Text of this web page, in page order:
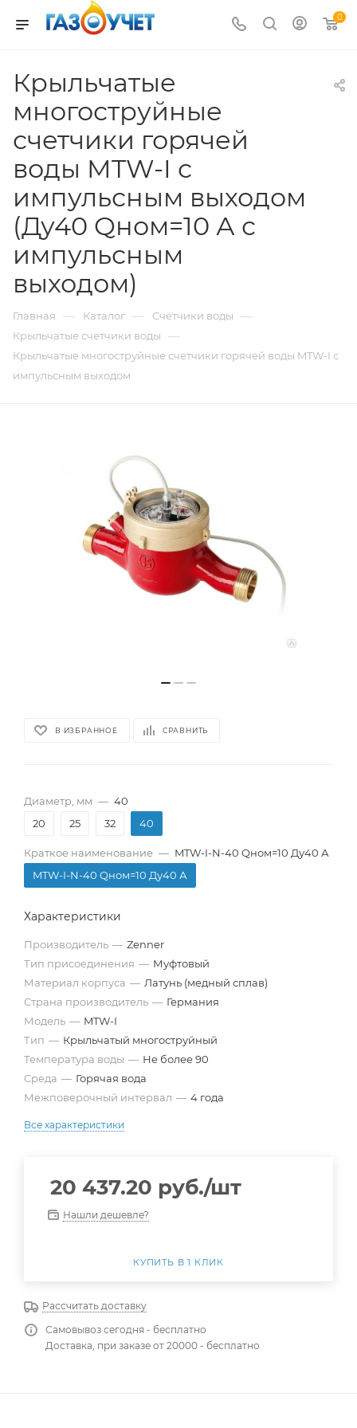
0
Крыльчатые
многоструйные
счетчики горячей
воды MTW-I с
импульсным выходом
(Ду40 Qном=10 А с
импульсным
выходом)
Главная — Каталог — Счётчики воды —
Крыльчатые счетчики воды —
Крыльчатые многоструйные счетчики горячей воды MTW-I с
импульсным выходом
В ИЗБРАННОЕ СРАВНИТЬ
Диаметр, мм — 40
20
25 32 40
Краткое наименование — MTW-I-N-40 Qном=10 Ду40 А
MTW-I-N-40 Qном=10 Ду40 А
Характеристики
Производитель — Zenner
Тип присоединения — Муфтовый
Материал корпуса — Латунь (медный сплав)
Страна производитель — Германия
Модель — MTW-I
Тип — Крыльчатый многоструйный
Температура воды — Не более 90
Среда — Горячая вода
Межповерочный интервал — 4 года
Все характеристики
20 437.20 руб./шт
Нашли дешевле?
КУПИТЬ В 1 КЛИК
Рассчитать доставку
Самовывоз сегодня - бесплатно
Доставка, при заказе от 20000 - бесплатно